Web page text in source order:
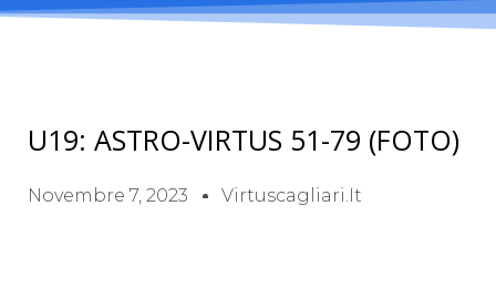
U19: ASTRO-VIRTUS 51-79 (FOTO)
Novembre 7, 2023 Virtuscagliari.it